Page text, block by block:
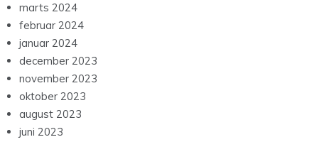
marts 2024
februar 2024
januar 2024
december 2023
november 2023
oktober 2023
august 2023
juni 2023